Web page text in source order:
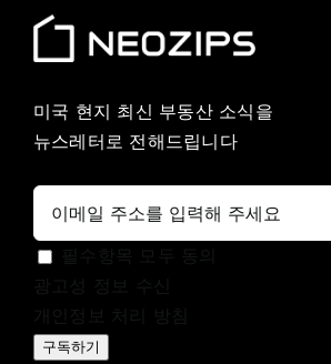
미국 현지 최신 부동산 소식을
뉴스레터로 전해드립니다
구독하기